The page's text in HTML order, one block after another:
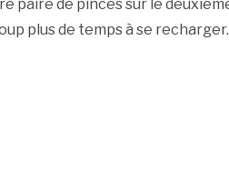
paire de pinces sur le
plus de temps à se recharger.